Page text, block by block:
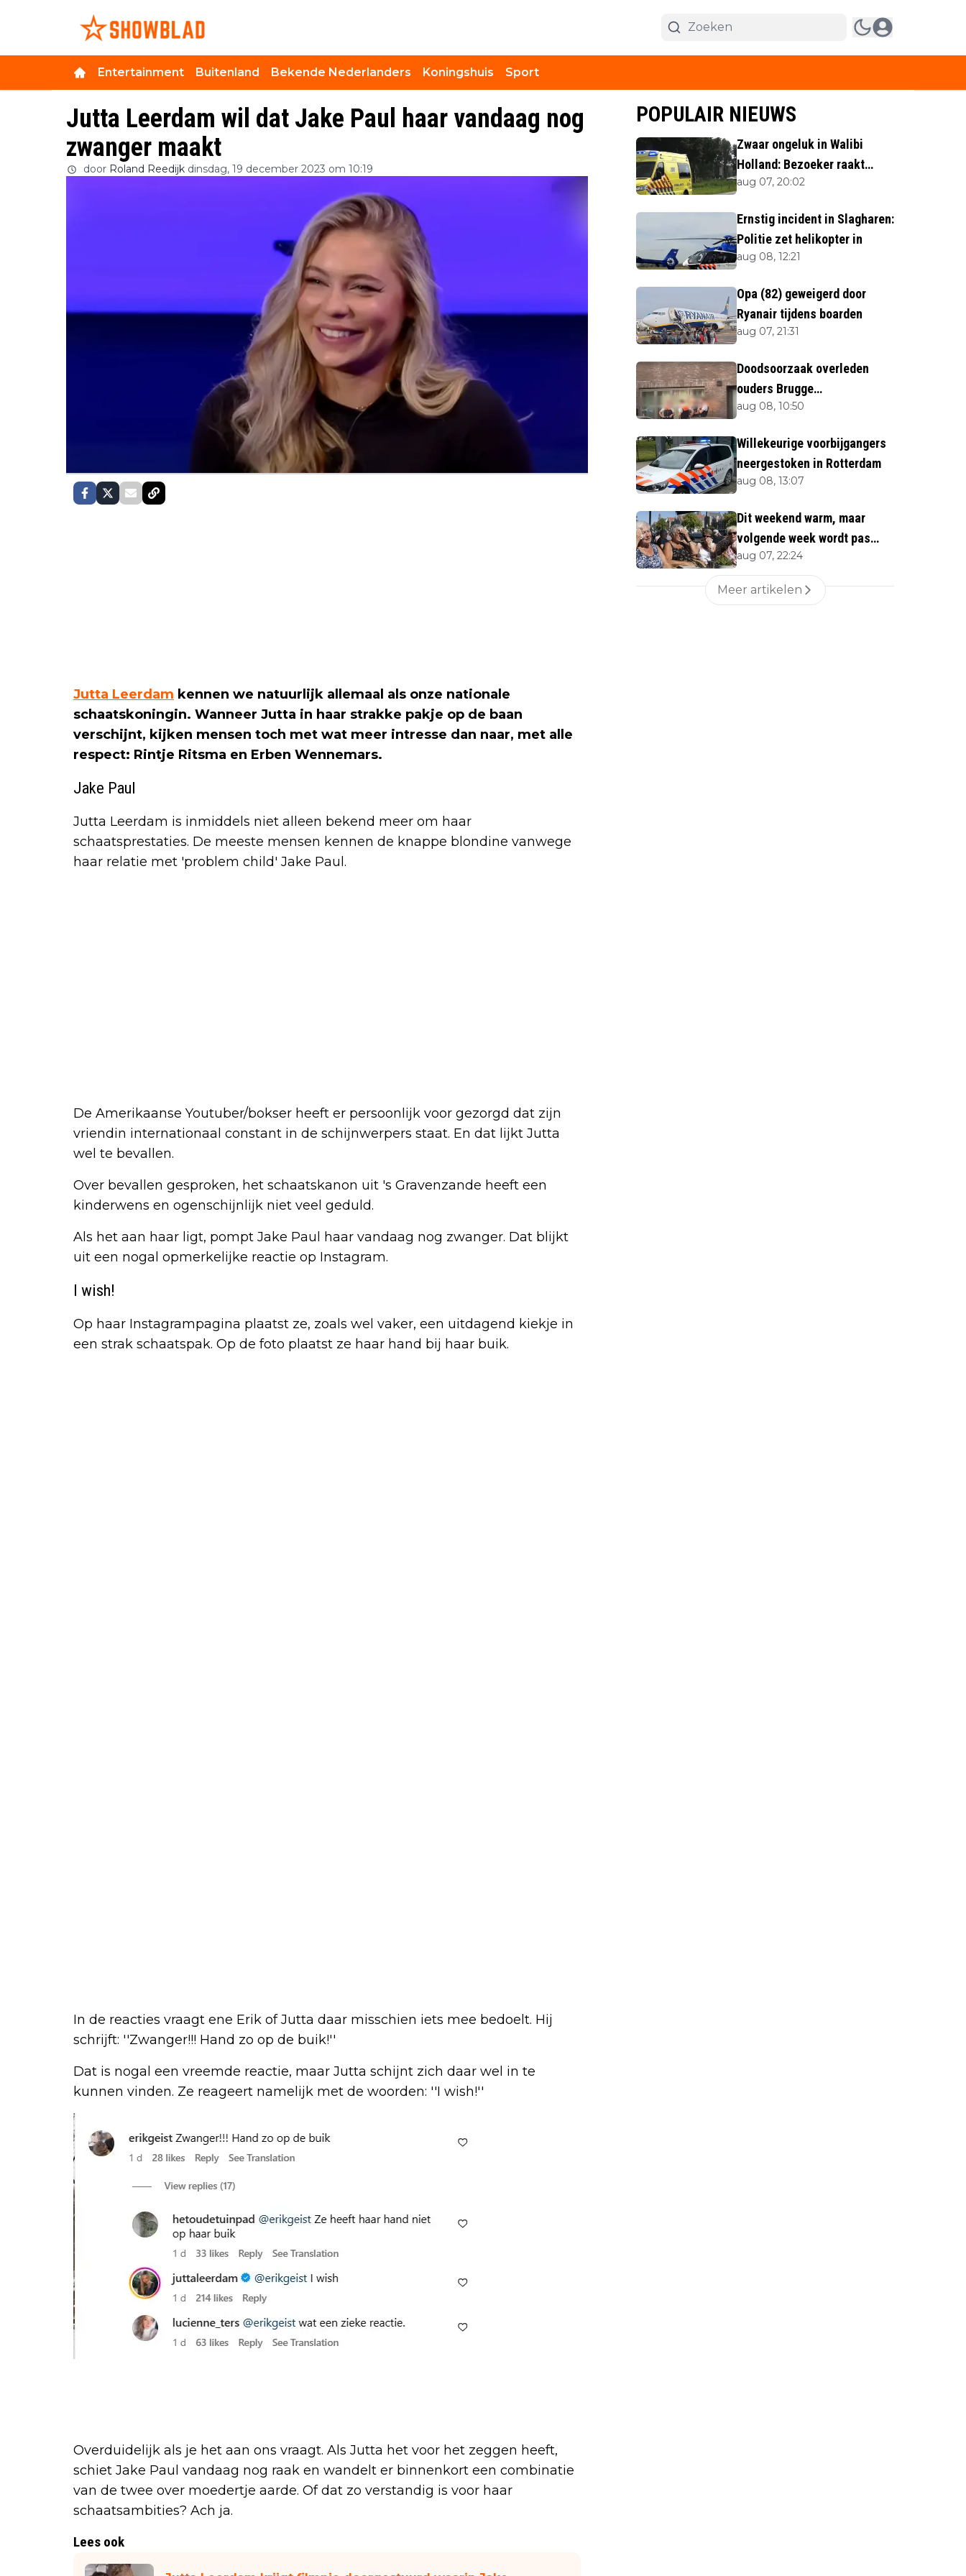
Entertainment Buitenland Bekende Nederlanders Koningshuis Sport
Jutta Leerdam wil dat Jake Paul haar vandaag nog
zwanger maakt
door Roland Reedijk dinsdag, 19 december 2023 om 10:19
Jutta Leerdam kennen we natuurlijk allemaal als onze nationale
schaatskoningin. Wanneer Jutta in haar strakke pakje op de baan
verschijnt, kijken mensen toch met wat meer intresse dan naar, met alle
respect: Rintje Ritsma en Erben Wennemars.
Jake Paul
Jutta Leerdam is inmiddels niet alleen bekend meer om haar
schaatsprestaties. De meeste mensen kennen de knappe blondine vanwege
haar relatie met 'problem child' Jake Paul.
De Amerikaanse Youtuber/bokser heeft er persoonlijk voor gezorgd dat zijn
vriendin internationaal constant in de schijnwerpers staat. En dat lijkt Jutta
wel te bevallen.
Over bevallen gesproken, het schaatskanon uit 's Gravenzande heeft een
kinderwens en ogenschijnlijk niet veel geduld.
Als het aan haar ligt, pompt Jake Paul haar vandaag nog zwanger. Dat blijkt
uit een nogal opmerkelijke reactie op Instagram.
I wish!
Op haar Instagrampagina plaatst ze, zoals wel vaker, een uitdagend kiekje in
een strak schaatspak. Op de foto plaatst ze haar hand bij haar buik.
In de reacties vraagt ene Erik of Jutta daar misschien iets mee bedoelt. Hij
schrijft: ''Zwanger!!! Hand zo op de buik!''
Dat is nogal een vreemde reactie, maar Jutta schijnt zich daar wel in te
kunnen vinden. Ze reageert namelijk met de woorden: ''I wish!''
Overduidelijk als je het aan ons vraagt. Als Jutta het voor het zeggen heeft,
schiet Jake Paul vandaag nog raak en wandelt er binnenkort een combinatie
van de twee over moedertje aarde. Of dat zo verstandig is voor haar
schaatsambities? Ach ja.
Lees ook
POPULAIR NIEUWS
Zwaar ongeluk in Walibi
Holland: Bezoeker raakt
lichaamsdeel kwijt
aug 07, 20:02
Ernstig incident in Slagharen:
Politie zet helikopter in
aug 08, 12:21
Opa (82) geweigerd door
Ryanair tijdens boarden
aug 07, 21:31
Doodsoorzaak overleden
ouders Brugge
bekendgemaakt
aug 08, 10:50
Willekeurige voorbijgangers
neergestoken in Rotterdam
aug 08, 13:07
Dit weekend warm, maar
volgende week wordt pas
écht heet
aug 07, 22:24
Meer artikelen